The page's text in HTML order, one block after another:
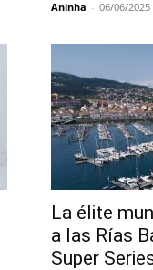
Aninha - 06/06/2025
La élite
a las Rías
Super